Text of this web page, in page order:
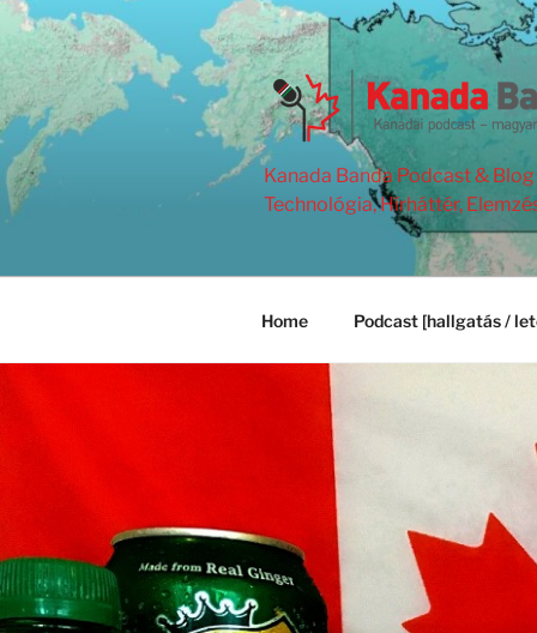
Skip
to
content
Kanada Banda Podcast &
Technológia, Hírháttér,
Home Podcast [hallgatás /